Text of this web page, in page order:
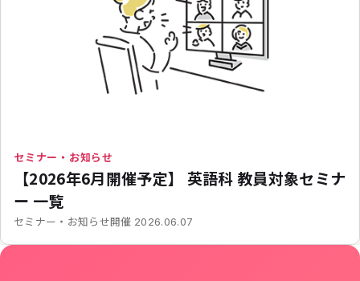
セミナー・お知らせ
【2026年6月開催予定】 英語科 教員対象セミナ
ー 一覧
セミナー・お知らせ開催 2026.06.07